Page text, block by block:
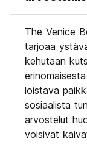
saksalaistyylinen
35 vuotta sitten,
pisimpään
200 metrin
erittäin viihtyisä
Saatat majoittua
TÄYTYY
AVENUE.
The Venice
tarjoaa
kehutaan
loistava
sosiaalista
arvostelut
voisivat